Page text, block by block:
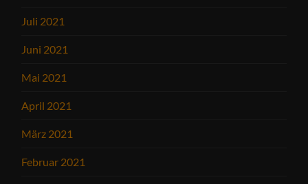
Juli 2021
Juni 2021
Mai 2021
April 2021
März 2021
Februar 2021